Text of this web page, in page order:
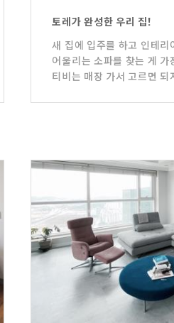
토레가 완성한 우리 집!
새 집에 입주를 하고 인테리
어울리는 소파를 찾는 게
티비는 매장 가서 고르면